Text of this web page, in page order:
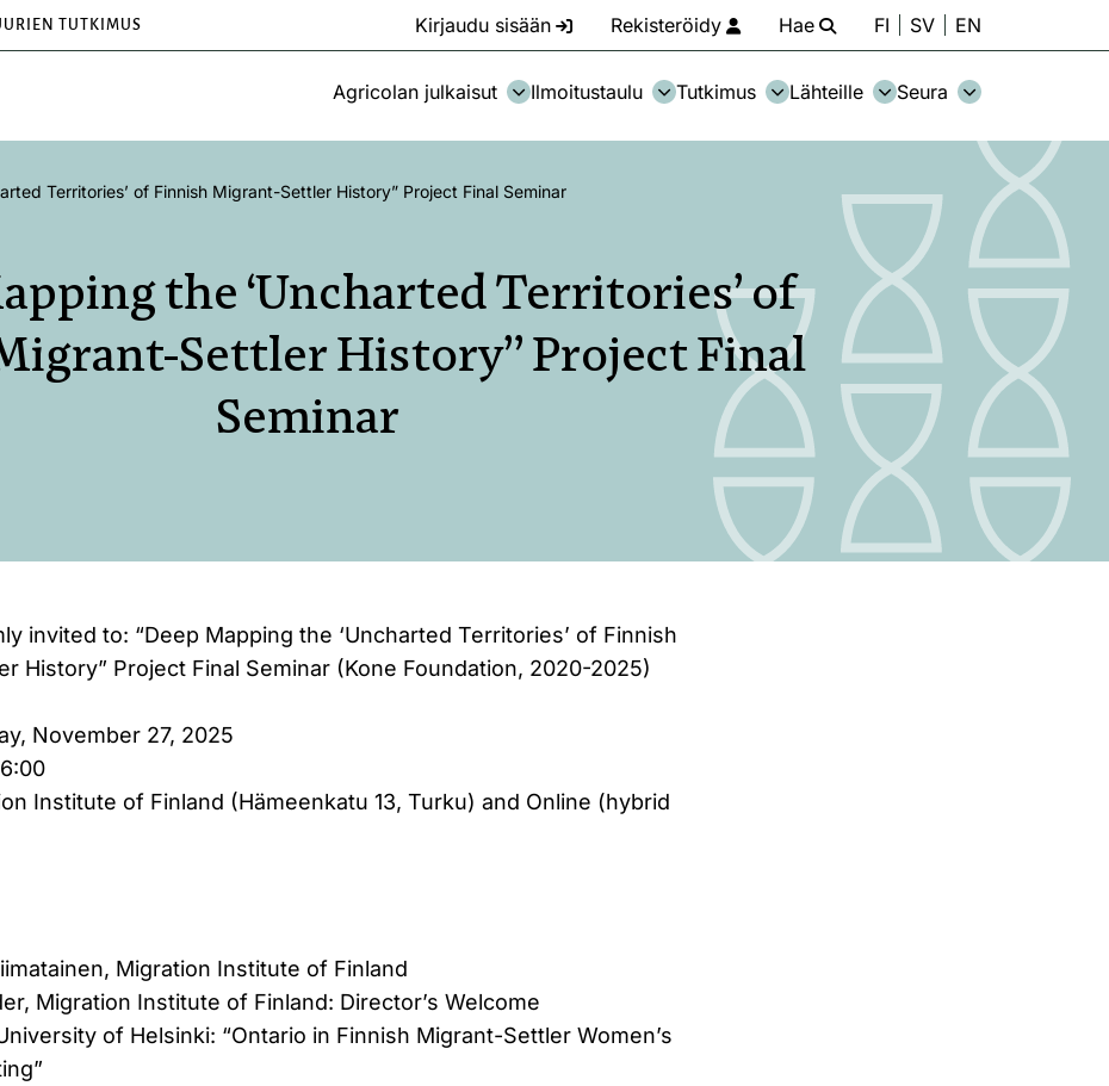
TUTKIMUS Kirjaudu sisään Rekisteröidy Hae FI SV EN
Agricolan julkaisut Ilmoitustaulu Tutkimus Lähteille Seura
Territories’ of Finnish Migrant-Settler History” Project Final Seminar
the ‘Uncharted Territories’ of
Settler History” Project Final
Seminar
invited to: “Deep Mapping the ‘Uncharted Territories’ of Finnish
History” Project Final Seminar (Kone Foundation, 2020-2025)
November 27, 2025
Institute of Finland (Hämeenkatu 13, Turku) and Online (hybrid
Migration Institute of Finland
Migration Institute of Finland: Director’s Welcome
of Helsinki: “Ontario in Finnish Migrant-Settler Women’s